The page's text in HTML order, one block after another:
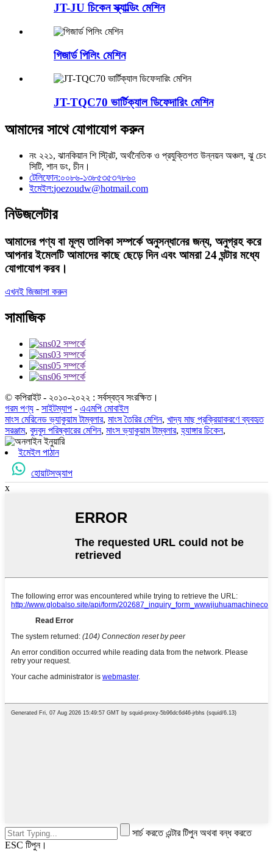
JT-JU চিকেন স্ক্যাল্ডিং মেশিন
গিজার্ড পিলিং মেশিন
JT-TQC70 ভার্টিক্যাল ডিফেদারিং মেশিন
আমাদের সাথে যোগাযোগ করুন
নং ২২১, ঝানকিয়ান শি স্ট্রিট, অর্থনৈতিক ও প্রযুক্তিগত উন্নয়ন অঞ্চল, ঝু চেং
সিটি, শান ডং, চীন।
টেলিফোন:০০৮৬-১৩৮৫৩৫৩৭৮৬০
ইমেইল:joezoudw@hotmail.com
নিউজলেটার
আমাদের পণ্য বা মূল্য তালিকা সম্পর্কে অনুসন্ধানের জন্য, অনুগ্রহ করে
আপনার ইমেলটি আমাদের কাছে ছেড়ে দিন এবং আমরা 24 ঘন্টার মধ্যে
যোগাযোগ করব।
এখনই জিজ্ঞাসা করুন
সামাজিক
© কপিরাইট - ২০১০-২০২২ : সর্বস্বত্ব সংরক্ষিত।
গরম পণ্য - সাইটম্যাপ - এএমপি মোবাইল
মাংস মেরিনেড ভ্যাকুয়াম টাম্বলার, মাংস তৈরির মেশিন, খাদ্য মাছ প্রক্রিয়াকরণে ব্যবহৃত
সরঞ্জাম, বুদবুদ পরিষ্কারের মেশিন, মাংস ভ্যাকুয়াম টাম্বলার,হ্যাঙ্গার চিকেন,
ইমেইল পাঠান
হোয়াটসঅ্যাপ
x
সার্চ করতে এন্টার টিপুন অথবা বন্ধ করতে
ESC টিপুন।